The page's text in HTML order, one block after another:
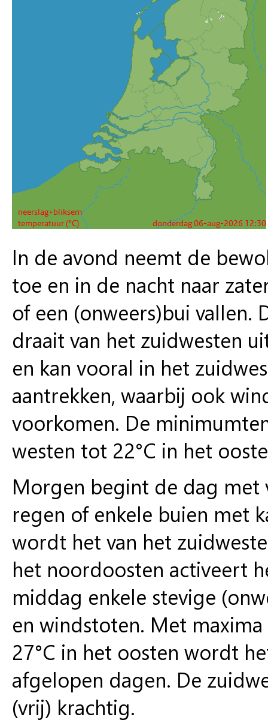
In de avond neemt de
toe en in de nacht naar
of een (onweers)bui vallen.
draait van het zuidwesten
en kan vooral in het
aantrekken, waarbij ook
voorkomen. De
westen tot 22°C in het
Morgen begint de dag
regen of enkele buien met
wordt het van het
het noordoosten activeert
middag enkele stevige
en windstoten. Met
27°C in het oosten wordt
afgelopen dagen. De
(vrij) krachtig.